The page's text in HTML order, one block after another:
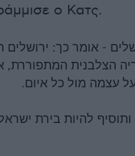
ο Κατς.
- אומר כך: ירושלים
הצלבנית המתפוררת,
עצמה מול כל איום.
בירת העם היהודי מזה 3,000 שנה ותוסיף להיות בירת